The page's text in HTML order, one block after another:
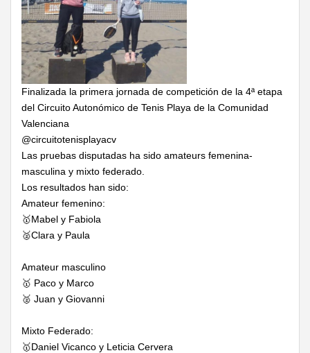
Finalizada la primera jornada de competición de la 4ª etapa
del Circuito Autonómico de Tenis Playa de la Comunidad
Valenciana
@circuitotenisplayacv
Las pruebas disputadas ha sido amateurs femenina-
masculina y mixto federado.
Los resultados han sido:
Amateur femenino:
🥇Mabel y Fabiola
🥈Clara y Paula
Amateur masculino
🥇 Paco y Marco
🥈 Juan y Giovanni
Mixto Federado:
🥇Daniel Vicanco y Leticia Cervera